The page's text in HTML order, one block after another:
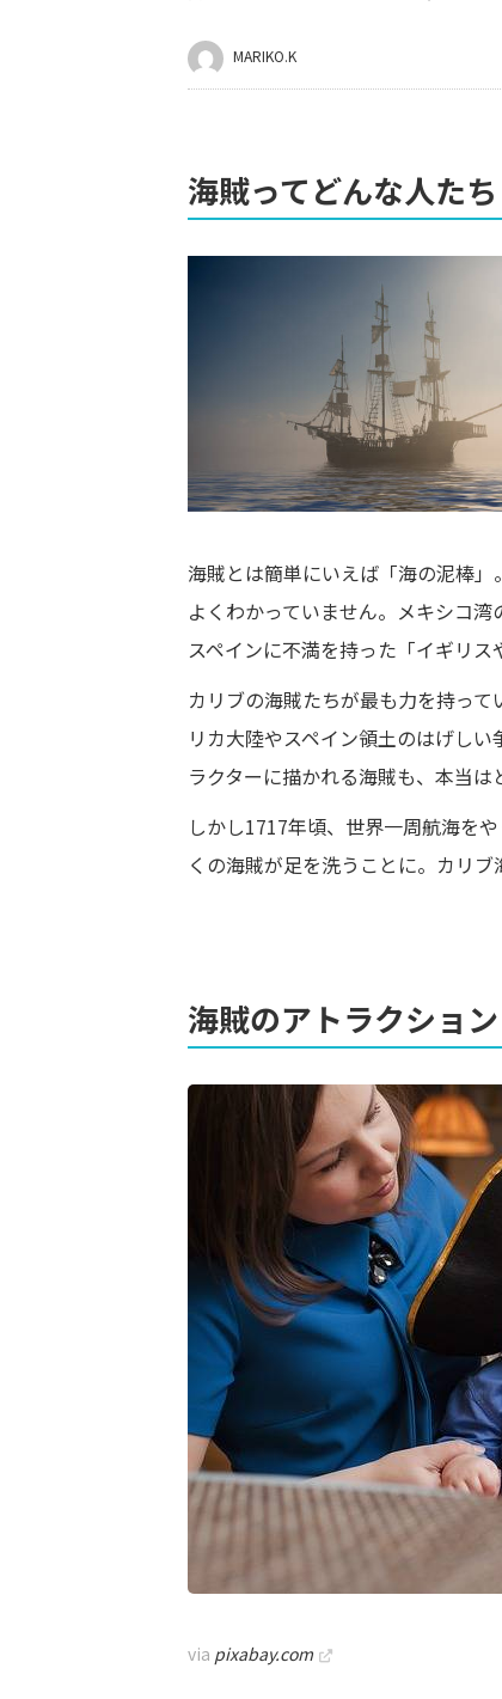
MARIKO.K
海賊ってどんな人たち
海賊とは簡単にいえば「海の泥棒
よくわかっていません。メキシコ
スペインに不満を持った「イギリス
カリブの海賊たちが最も力を持っ
リカ大陸やスペイン領土のはげし
ラクターに描かれる海賊も、本当は
しかし1717年頃、世界一周航海を
くの海賊が足を洗うことに。カリブ
海賊のアトラクション
via pixabay.com